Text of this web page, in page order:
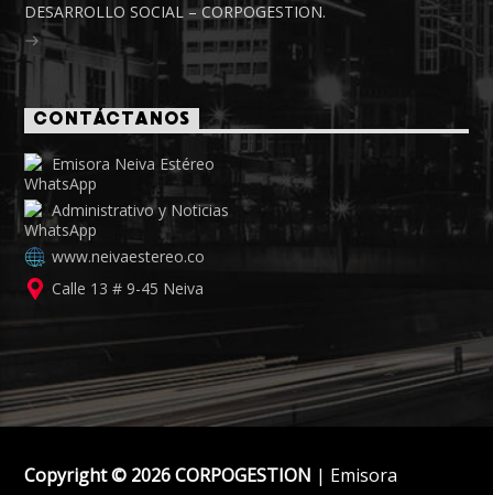
DESARROLLO SOCIAL – CORPOGESTION.
CONTÁCTANOS
Emisora Neiva Estéreo
Administrativo y Noticias
www.neivaestereo.co
Calle 13 # 9-45 Neiva
Copyright © 2026 CORPOGESTION | Emisora